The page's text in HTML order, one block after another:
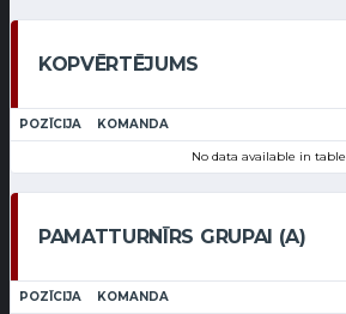
KOPVĒRTĒJUMS
POZĪCIJA KOMANDA
No data available in table
PAMATTURNĪRS GRUPAI (A)
POZĪCIJA KOMANDA